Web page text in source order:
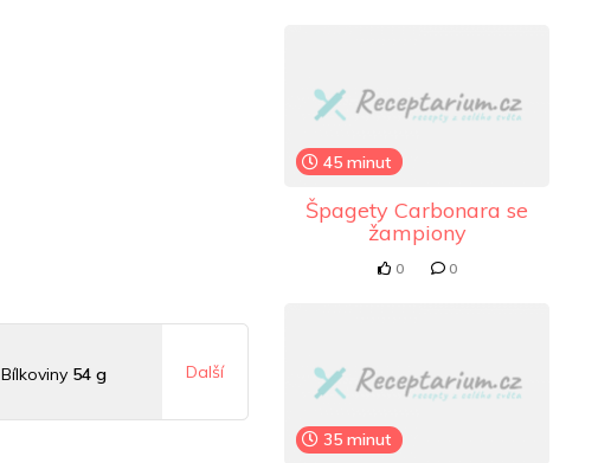
Bílkoviny 54 g Další
45 minut
Špagety Carbonara se
žampiony
0 0
35 minut